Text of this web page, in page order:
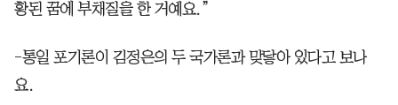
황된 꿈에 부채질을 한 거예요.”
-통일 포기론이 김정은의 두 국가론과 맞닿아 있다고 보나
요.